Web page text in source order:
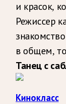
и красок,
Режиссер
в общем,
Танец с
Кинокласс